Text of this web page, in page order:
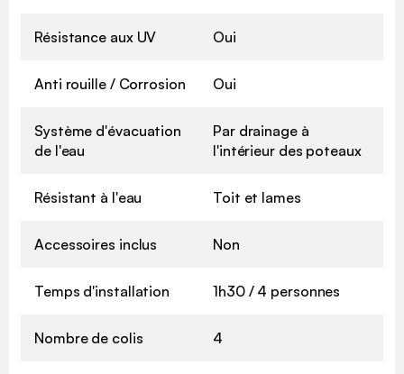
Résistance aux UV Oui
Anti rouille / Corrosion Oui
Système d'évacuation
de l'eau
Par drainage à
l'intérieur des poteaux
Résistant à l'eau Toit et lames
Accessoires inclus Non
Temps d'installation 1h30 / 4 personnes
Nombre de colis 4